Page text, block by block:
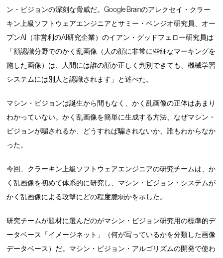
ン・ビジョンの深刻な脅威だ。Google Brainのアレクセイ・クラー
キン上級ソフトウェアエンジニアとサミー・ベンジオ研究員、オー
プンAI（非営利のAI研究企業）のイアン・グッドフェロー研究員は
「顔認識分野でのかく乱画像（人の顔に非常に些細なマーキングを
施した画像）は、人間には誰の顔か正しく判別できても、機械学習
システムには別人と認識されます」と述べた。
マシン・ビジョンは誕生から間もなく、かく乱画像の正体はあまり
わかっていない。かく乱画像を簡単に生成する方法、なぜマシン・
ビジョンが騙されるか、どうすれば騙されないか、誰もわからなか
った。
今回、クラーキン上級ソフトウェアエンジニアの研究チームは、か
く乱画像を初めて体系的に研究し、マシン・ビジョン・システムが
かく乱画像による攻撃にどの程度脆弱かを示した。
研究チームが題材に選んだのがマシン・ビジョン研究用の標準的デ
ータベース「イメージネット」（何が写っているかを分類した画像
データベース）だ。マシン・ビジョン・アルゴリズムの開発で使わ